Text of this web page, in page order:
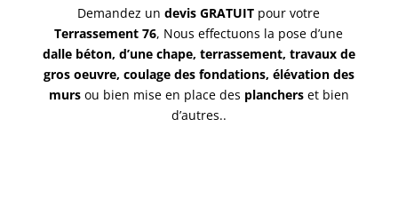
Demandez undevis GRATUIT pour votre
Terrassement 76, Nous effectuons la pose d’une
dalle béton, d’une chape, terrassement, travaux de
gros oeuvre, coulage des fondations, élévation des
murs ou bien mise en place des planchers et bien
d’autres..